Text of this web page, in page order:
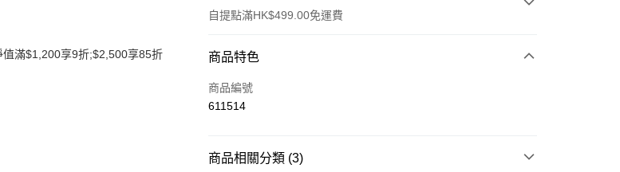
值滿$1,200享9折;$2,500享85折
自提點滿HK$499.00免運費
付款方式
信用卡
商品特色
商品編號
611514
商品相關分類 (3)